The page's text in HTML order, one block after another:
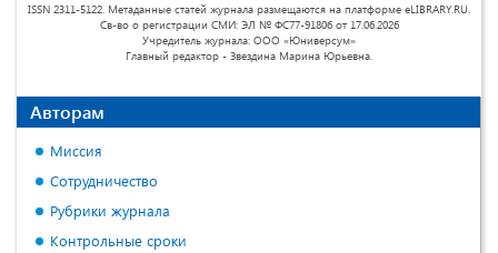
ISSN 2311-5122. Метаданные статей журнала размещаются на платформе eLIBRARY.RU.
Св-во о регистрации СМИ: ЭЛ № ФС77-91806 от 17.06.2026
Учредитель журнала: ООО «Юниверсум»
Главный редактор - Звездина Марина Юрьевна.
Авторам
Миссия
Сотрудничество
Рубрики журнала
Контрольные сроки